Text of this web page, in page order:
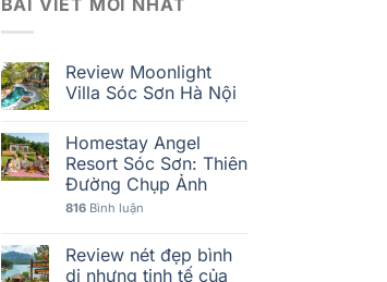
BÀI VIẾT MỚI NHẤT
Review Moonlight
Villa Sóc Sơn Hà Nội
Homestay Angel
Resort Sóc Sơn: Thiên
Đường Chụp Ảnh
816Bình luận
Review nét đẹp bình
dị nhưng tinh tế của